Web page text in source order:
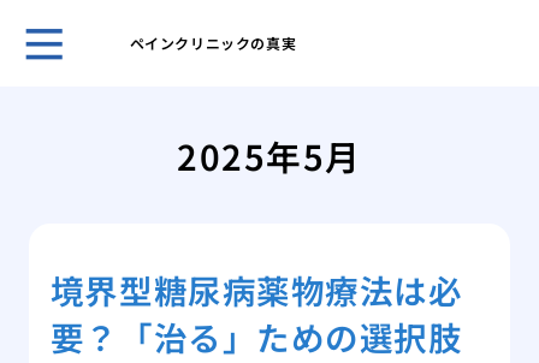
ペインクリニックの真実
2025年5月
境界型糖尿病薬物療法は必
要？「治る」ための選択肢